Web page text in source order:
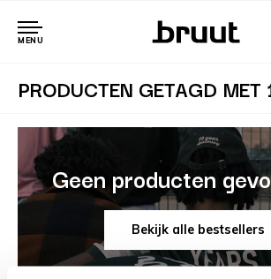
MENU
PRODUCTEN GETAGD MET
Geen producten
Bekijk alle bestsellers